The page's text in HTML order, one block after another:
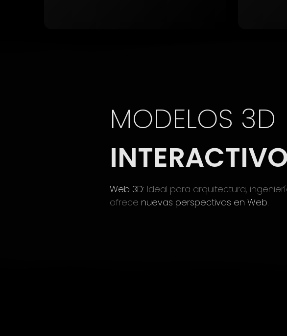
MODELOS 3D
Web 3D: Ideal para arquitectura,
ofrece nuevas perspectivas en Web.